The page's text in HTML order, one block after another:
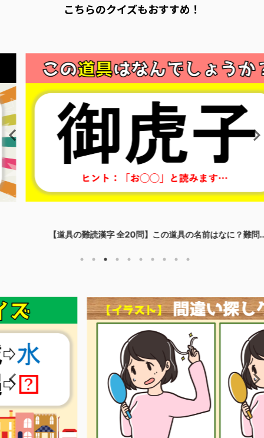
こちらのクイズもおすすめ！
【道具の難読漢字 全20問】この道具の名前はなに？難問...